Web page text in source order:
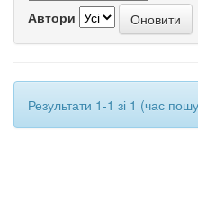
Автори
Результати 1-1 зі 1 (час